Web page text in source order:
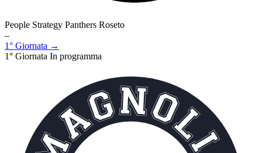
People Strategy Panthers Roseto
–
1° Giornata →
1° Giornata In programma